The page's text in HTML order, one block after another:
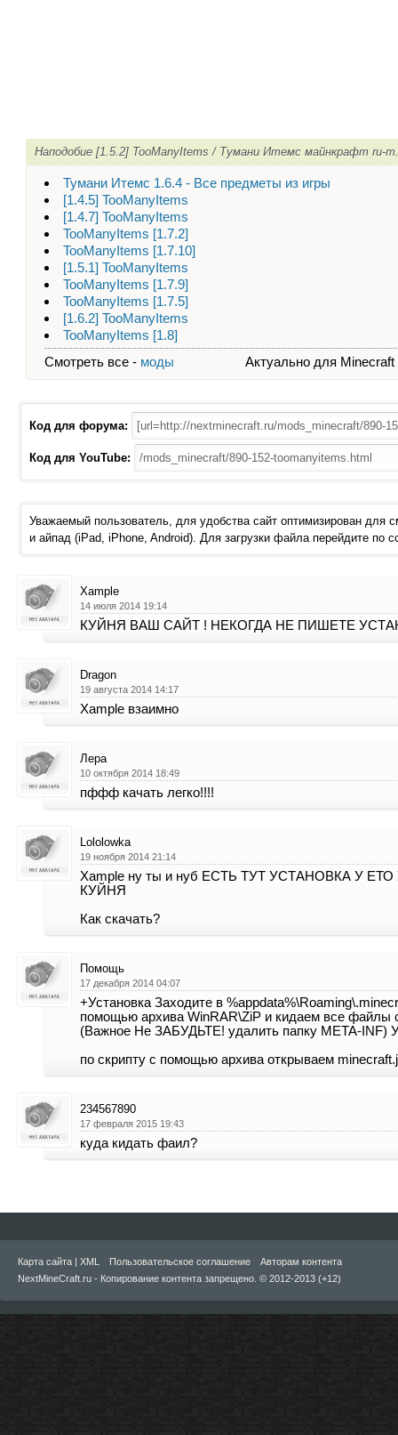
Наподобие [1.5.2] TooManyItems / Тумани Итемс майнкрафт ru-
Тумани Итемс 1.6.4 - Все предметы из игры
[1.4.5] TooManyItems
[1.4.7] TooManyItems
TooManyItems [1.7.2]
TooManyItems [1.7.10]
[1.5.1] TooManyItems
TooManyItems [1.7.9]
TooManyItems [1.7.5]
[1.6.2] TooManyItems
TooManyItems [1.8]
Смотреть все - моды Актуально для
Код для форума:
Код для YouTube:
Уважаемый пользователь, для удобства сайт оптимизирован для
и айпад (iPad, iPhone, Android). Для загрузки файла перейдите по
Xample
14 июля 2014 19:14
КУЙНЯ ВАШ САЙТ ! НЕКОГДА НЕ ПИШЕТЕ
Dragon
19 августа 2014 14:17
Xample взаимно
Лера
10 октября 2014 18:49
пффф качать легко!!!!
Lololowka
19 ноября 2014 21:14
Xample ну ты и нуб ЕСТЬ ТУТ УСТАНОВКА У
КУЙНЯ
Как скачать?
Помощь
17 декабря 2014 04:07
+Установка Заходите в
помощью архива WinRAR\ZiP и кидаем все файлы
(Важное Не ЗАБУДЬТЕ! удалить папку META-INF)
по скрипту с помощью архива открываем
234567890
17 февраля 2015 19:43
куда кидать фаил?
Карта сайта | XML Пользовательское соглашение
Авторам контента
NextMineCraft.ru - Копирование контента запрещено. © 2012-2013 (+12)